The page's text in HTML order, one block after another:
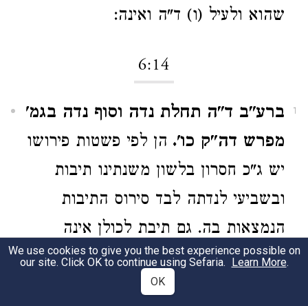
שהוא ולעיל (ו) ד"ה ואינה:
6:14
1
ברע"ב ד"ה תחלת נדה וסוף נדה בגמ'
מפרש דה"ק כו'. הן לפי פשטות פירושו
יש ג"כ חסרון בלשון משנתינו תיבות
ובשביעי לנדתה לבד סירוס התיבות
הנמצאות בה. גם תיבת לכולן אינה
מדוקדקת כיון דלא קאי רק אשתי בבי
תוס' כתובות (ח'
We use cookies to give you the best experience possible on
our site. Click OK to continue using Sefaria. Learn More.
OK